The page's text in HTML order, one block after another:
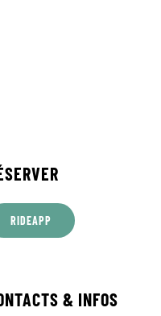
RIDEAPP
& INFOS